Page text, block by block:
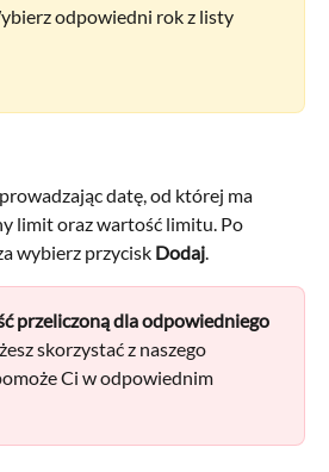
odpowiedni rok z listy
datę, od której ma
limit oraz wartość limitu. Po
wybierz przycisk Dodaj.
przeliczoną dla odpowiedniego
skorzystać z naszego
Ci w odpowiednim